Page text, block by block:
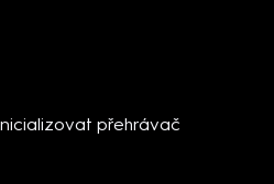
přehrávač